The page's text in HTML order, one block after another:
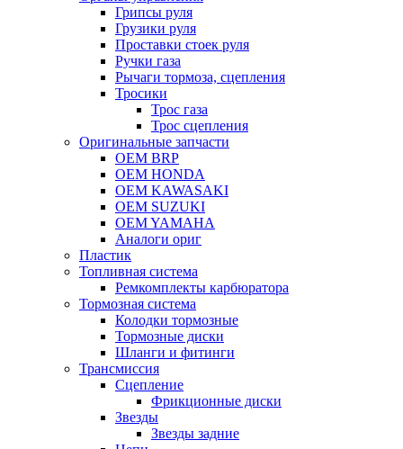
Грипсы руля
Грузики руля
Проставки стоек руля
Ручки газа
Рычаги тормоза, сцепления
Тросики
Трос газа
Трос сцепления
Оригинальные запчасти
OEM BRP
OEM HONDA
OEM KAWASAKI
OEM SUZUKI
OEM YAMAHA
Аналоги ориг
Пластик
Топливная система
Ремкомплекты карбюратора
Тормозная система
Колодки тормозные
Тормозные диски
Шланги и фитинги
Трансмиссия
Cцепление
Фрикционные диски
Звезды
Звезды задние